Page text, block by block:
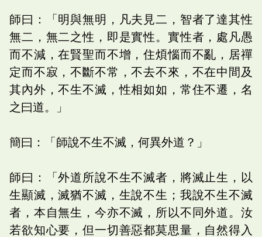
師曰：「明與無明，凡夫見二，智者了達其性
無二，無二之性，即是實性。實性者，處凡愚
而不減，在賢聖而不增，住煩惱而不亂，居禪
定而不寂，不斷不常，不去不來，不在中間及
其內外，不生不滅，性相如如，常住不遷，名
之曰道。」
簡曰：「師說不生不滅，何異外道？」
師曰：「外道所說不生不滅者，將滅止生，以
生顯滅，滅猶不滅，生說不生；我說不生不滅
者，本自無生，今亦不滅，所以不同外道。汝
若欲知心要，但一切善惡都莫思量，自然得入